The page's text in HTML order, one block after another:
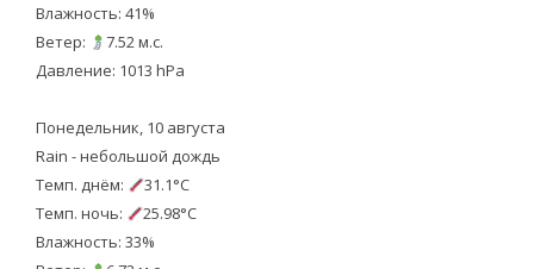
Влажность: 41%
Ветер:
7.52 м.с.
Давление: 1013 hPa
Понедельник, 10 августа
Rain - небольшой дождь
Темп. днём:
31.1°C
Темп. ночь:
25.98°C
Влажность: 33%